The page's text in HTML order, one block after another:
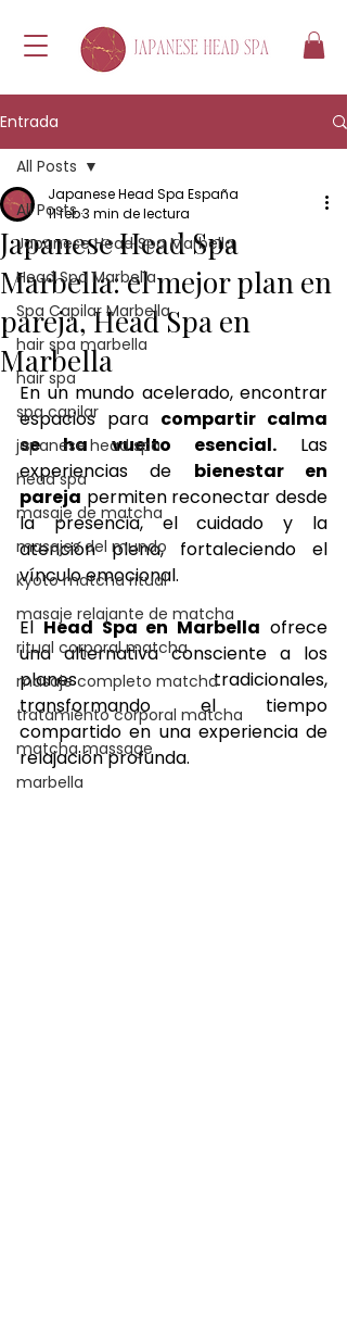
Entrada
All Posts
Japanese Head Spa Marbella
Head Spa Marbella
Spa Capilar Marbella
hair spa marbella
hair spa
spa capilar
japanese head spa
head spa
masaje de matcha
masajes del mundo
kyoto matcha ritual
masaje relajante de matcha
ritual corporal matcha
masaje completo matcha
tratamiento corporal matcha
matcha massage
marbella
All Posts
Japanese Head Spa
Marbella: el mejor plan en
pareja, Head Spa en
Marbella
Japanese Head Spa España
11 feb3 min de lectura
En un mundo acelerado, encontrar
espacios para compartir calma
se ha vuelto esencial. Las
experiencias de bienestar en
pareja permiten reconectar desde
la presencia, el cuidado y la
atención plena, fortaleciendo el
vínculo emocional.
El Head Spa en Marbella ofrece
una alternativa consciente a los
planes tradicionales,
transformando el tiempo
compartido en una experiencia de
relajación profunda.